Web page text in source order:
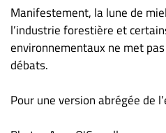
Manifestement, la lune de
l’industrie forestière et
environnementaux ne met
débats.
Pour une version abrégée de